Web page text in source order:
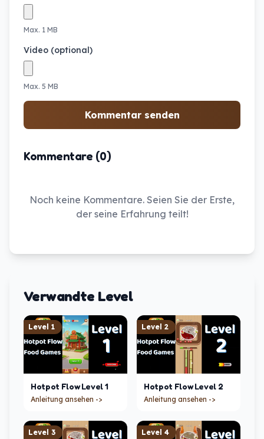
Max. 1 MB
Video (optional)
Max. 5 MB
Kommentar senden
Kommentare (0)
Noch keine Kommentare. Seien Sie der Erste,
der seine Erfahrung teilt!
Verwandte Level
Level 1
Hotpot Flow Level1
Anleitung ansehen ->
Level 2
Hotpot Flow Level 2
Anleitung ansehen ->
Level 3 Level 4